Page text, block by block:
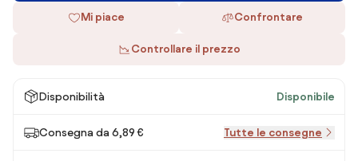
Mi piace Confrontare
Controllare il prezzo
Disponibilità Disponibile
Consegna da 6,89 € Tutte le consegne